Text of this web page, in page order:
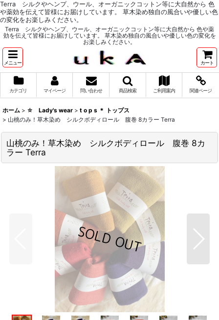
Terra シルクやヘンプ、ウール、オーガニックコットン等に大自然から 色
や薬効を伝えて皆様にお届けしています。 草木染め独自の風合いや優しい色
の変化をお楽しみください。
Terra シルクやヘンプ、ウール、オーガニックコットン等に大自然から 色や薬
効を伝えて皆様にお届けしています。 草木染め独自の風合いや優しい色の変化を
お楽しみください。
メニュー カート
カテゴリ マイページ 問い合わせ 商品検索 ご利用案内 関連ページ
ホーム > ☆ Lady's wear > t o p s ＊ トップス
> 山桃のみ！草木染め シルクボディロール 腹巻 8カラー Terra
山桃のみ！草木染め シルクボディロール 腹巻 8カ
ラー Terra